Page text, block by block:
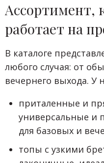
Ассортимент,
работает на
В каталоге
любого случая: от
вечернего выхода. У
приталенные и
универсальные и
для базовых и
топы с узкими